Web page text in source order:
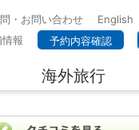
・お問い合わせ English
情報 予約内容確認
海外旅行